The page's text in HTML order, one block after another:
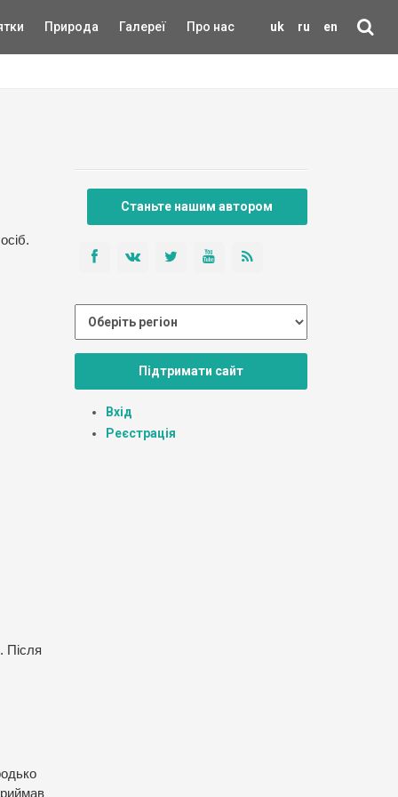
uk ru en
Природа Галереї Про нас
Після
Станьте нашим автором
Підтримати сайт
Вхід
Реєстрація